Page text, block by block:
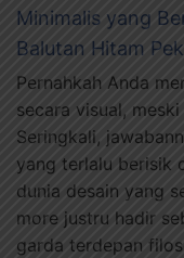
Minimalis yang
Balutan Hitam
Pernahkah Anda
secara visual,
Seringkali,
yang terlalu berisik
dunia desain yang
more justru hadir
garda terdepan